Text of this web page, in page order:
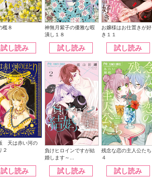
檻８
試し読み
神無月紫子の優雅な暇
潰し１８
試し読み
お嬢様はお仕置きが好
き１１
試し読み
天は赤い河の
２
試し読み
負けヒロインですが結
婚します～...
試し読み
残念な恋の主人公たち
４
試し読み